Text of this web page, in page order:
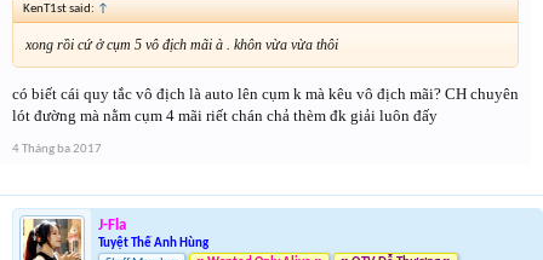
KenT1st said: ↑
xong rồi cứ ở cụm 5 vô địch mãi à . khôn vừa vừa thôi
có biết cái quy tắc vô địch là auto lên cụm k mà kêu vô địch mãi? CH chuyên
lót đường mà nằm cụm 4 mãi riết chán chả thèm đk giải luôn đấy
4 Tháng ba 2017
J-Fla
Tuyệt Thế Anh Hùng